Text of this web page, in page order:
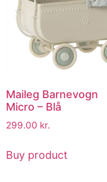
Maileg Barnevogn
Micro – Blå
299.00 kr.
Buy product